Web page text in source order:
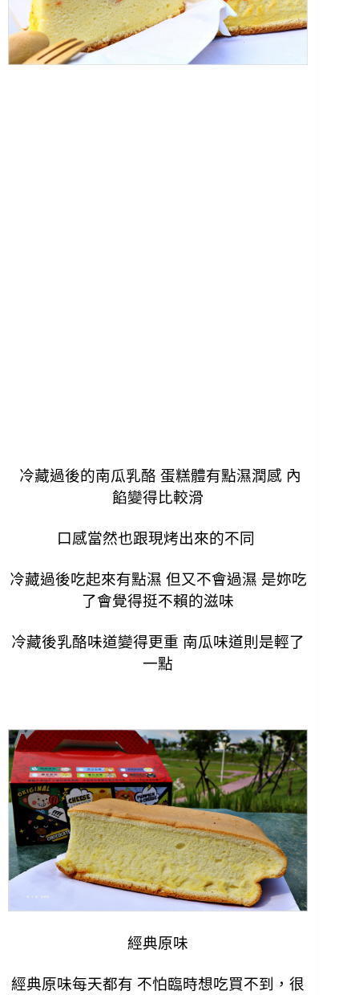
冷藏過後的南瓜乳酪 蛋糕體有點濕潤感 內
餡變得比較滑
口感當然也跟現烤出來的不同
冷藏過後吃起來有點濕 但又不會過濕 是妳吃
了會覺得挺不賴的滋味
冷藏後乳酪味道變得更重 南瓜味道則是輕了
一點
經典原味
經典原味每天都有 不怕臨時想吃買不到，很